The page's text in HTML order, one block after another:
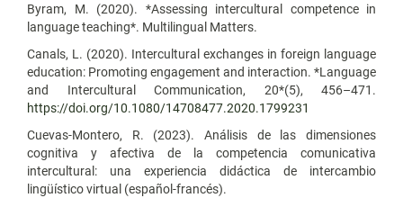
Byram, M. (2020). *Assessing intercultural competence in
language teaching*. Multilingual Matters.
Canals, L. (2020). Intercultural exchanges in foreign language
education: Promoting engagement and interaction. *Language
and Intercultural Communication, 20*(5), 456–471.
https://doi.org/10.1080/14708477.2020.1799231
Cuevas-Montero, R. (2023). Análisis de las dimensiones
cognitiva y afectiva de la competencia comunicativa
intercultural: una experiencia didáctica de intercambio
lingüístico virtual (español-francés).